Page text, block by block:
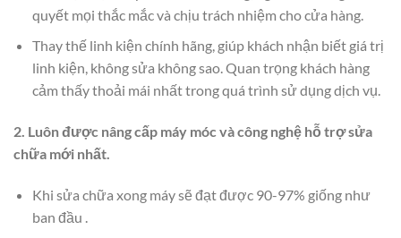
quyết mọi thắc mắc và chịu trách nhiệm cho cửa hàng.
Thay thế linh kiện chính hãng, giúp khách nhận biết giá trị
linh kiện, không sửa không sao. Quan trọng khách hàng
cảm thấy thoải mái nhất trong quá trình sử dụng dịch vụ.
2. Luôn được nâng cấp máy móc và công nghệ hỗ trợ sửa
chữa mới nhất.
Khi sửa chữa xong máy sẽ đạt được 90-97% giống như
ban đầu .